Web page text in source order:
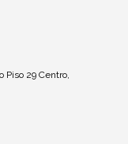
Piso 29 Centro,